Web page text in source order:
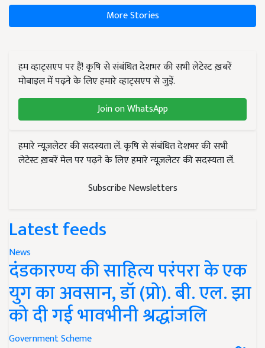
More Stories
हम व्हाट्सएप पर हैं! कृषि से संबंधित देशभर की सभी लेटेस्ट ख़बरें
मोबाइल में पढ़ने के लिए हमारे व्हाट्सएप से जुड़ें.
Join on WhatsApp
हमारे न्यूज़लेटर की सदस्यता लें. कृषि से संबंधित देशभर की सभी
लेटेस्ट ख़बरें मेल पर पढ़ने के लिए हमारे न्यूज़लेटर की सदस्यता लें.
Subscribe Newsletters
Latest feeds
News
दंडकारण्य की साहित्य परंपरा के एक
युग का अवसान, डॉ (प्रो). बी. एल. झा
को दी गई भावभीनी श्रद्धांजलि
Government Scheme